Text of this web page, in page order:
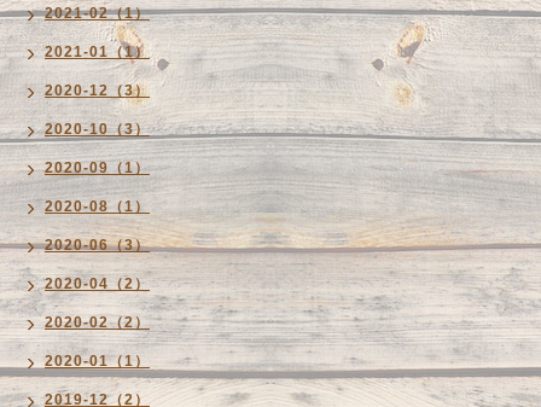
2021-02（1）
2021-01（1）
2020-12（3）
2020-10（3）
2020-09（1）
2020-08（1）
2020-06（3）
2020-04（2）
2020-02（2）
2020-01（1）
2019-12（2）